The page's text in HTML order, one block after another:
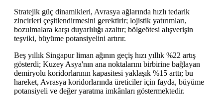
Stratejik güç dinamikleri, Avrasya ağlarında hızlı tedarik
zincirleri çeşitlendirmesini gerektirir; lojistik yatırımları,
bozulmalara karşı duyarlılığı azaltır; bölgeötesi alışverişin
teşviki, büyüme potansiyelini artırır.
Beş yıllık Singapur liman ağının geçiş hızı yıllık %22 artış
gösterdi; Kuzey Asya'nın ana noktalarını birbirine bağlayan
demiryolu koridorlarının kapasitesi yaklaşık %15 arttı; bu
hareket, Avrasya koridorlarında üreticiler için fayda, büyüme
potansiyeli ve değer yaratma imkânları göstermektedir.